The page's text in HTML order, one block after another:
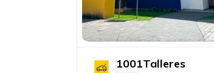
1001Talleres